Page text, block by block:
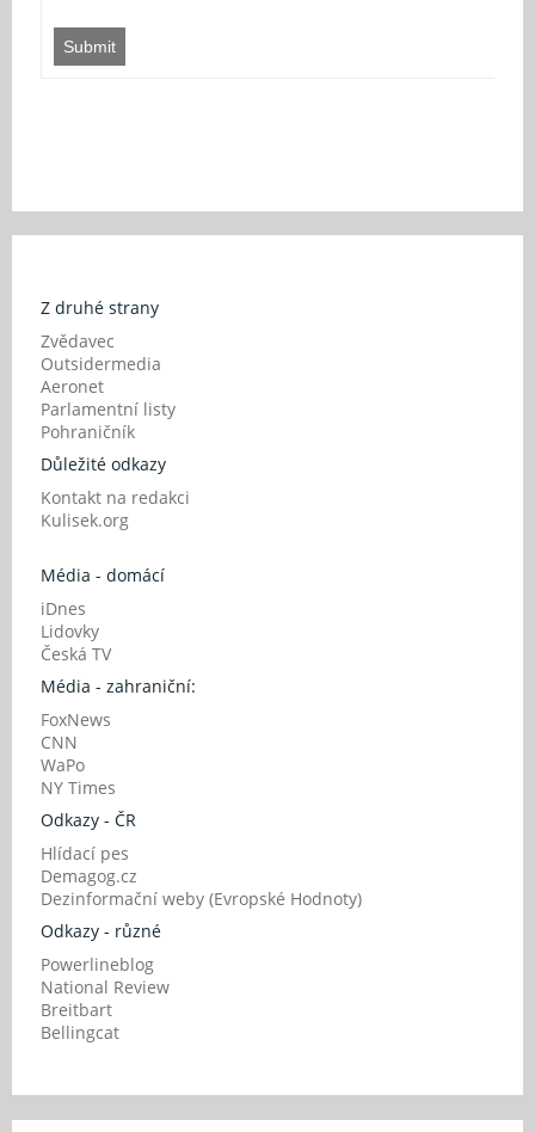
Submit
Z druhé strany
Zvědavec
Outsidermedia
Aeronet
Parlamentní listy
Pohraničník
Důležité odkazy
Kontakt na redakci
Kulisek.org
Média - domácí
iDnes
Lidovky
Česká TV
Média - zahraniční:
FoxNews
CNN
WaPo
NY Times
Odkazy - ČR
Hlídací pes
Demagog.cz
Dezinformační weby (Evropské Hodnoty)
Odkazy - různé
Powerlineblog
National Review
Breitbart
Bellingcat